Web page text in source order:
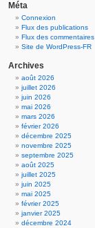
Méta
Connexion
Flux des publications
Flux des commentaires
Site de WordPress-FR
Archives
août 2026
juillet 2026
juin 2026
mai 2026
mars 2026
février 2026
décembre 2025
novembre 2025
septembre 2025
août 2025
juillet 2025
juin 2025
mai 2025
février 2025
janvier 2025
décembre 2024